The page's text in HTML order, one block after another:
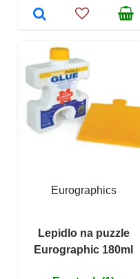
Eurographics
Lepidlo na puzzle
Eurographic 180ml